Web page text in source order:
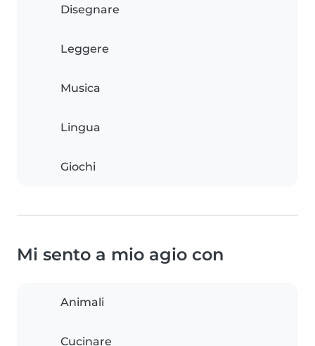
Disegnare
Leggere
Musica
Lingua
Giochi
Mi sento a mio agio con
Animali
Cucinare